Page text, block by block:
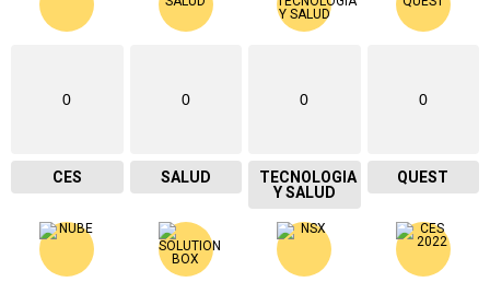
0
CES
0
SALUD
0
TECNOLOGIA
Y SALUD
0
QUEST